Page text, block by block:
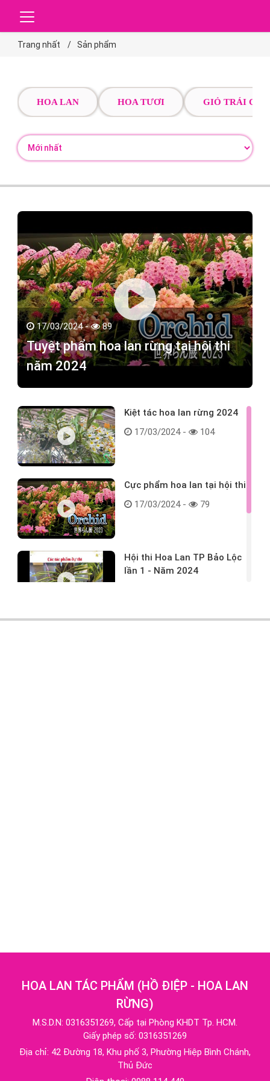
Trang nhất Sản phẩm
HOA LAN HOA TƯƠI GIỎ TRÁI CÂY
17/03/2024 - 89
Tuyệt phẩm hoa lan rừng tại hội thi
năm 2024
Kiệt tác hoa lan rừng 2024
17/03/2024 -
104
Cực phẩm hoa lan tại hội thi
17/03/2024 -
79
Hội thi Hoa Lan TP Bảo Lộc
lần 1 - Năm 2024
HOA LAN TÁC PHẨM (HỒ ĐIỆP - HOA LAN
RỪNG)
M.S.D.N: 0316351269, Cấp tại Phòng KHDT Tp. HCM.
Giấy phép số: 0316351269
Địa chỉ: 42 Đường 18, Khu phố 3, Phường Hiệp Bình Chánh,
Thủ Đức